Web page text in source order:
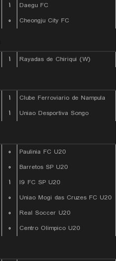
۱
Daegu FC
۰ Cheongju City FC
۱ Rayadas de Chiriqui (W)
۱
Clube Ferroviario de Nampula
۱ Uniao Desportiva Songo
۰
Paulinia FC U20
۰
Barretos SP U20
۱
I9 FC SP U20
۰
Uniao Mogi das Cruzes FC U20
۰
Real Soccer U20
۰ Centro Olimpico U20